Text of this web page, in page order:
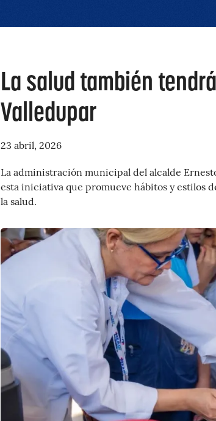
La salud también
Valledupar
23 abril, 2026
La administración municipal del alcalde
esta iniciativa que promueve hábitos y estilos
la salud.